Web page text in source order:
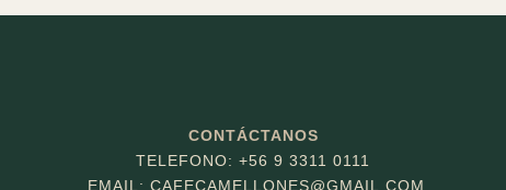
CONTÁCTANOS
TELEFONO: +56 9 3311 0111
EMAIL: CAFECAMELLONES@GMAIL.COM